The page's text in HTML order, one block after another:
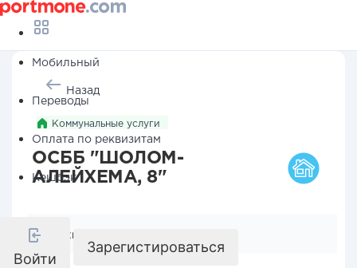
Мобильный
Переводы
Оплата по реквизитам
Кешбэк
Войти
Зарегистироваться
Назад
Коммунальные услуги
ОСББ "ШОЛОМ-
АЛЕЙХЕМА, 8"
Реквизиты компании